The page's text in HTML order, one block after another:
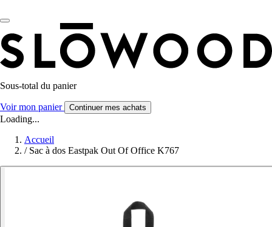
Sous-total du panier
Voir mon panier Continuer mes achats
Loading...
Accueil
/ Sac à dos Eastpak Out Of Office K767